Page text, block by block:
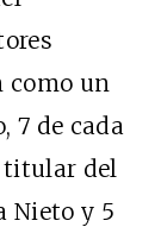
como un
7 de cada
titular del
Nieto y 5